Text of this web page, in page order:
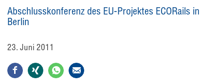
Abschlusskonferenz des EU-Projektes ECORails in
Berlin
23. Juni 2011